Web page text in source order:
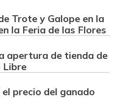
Trote y Galope en la
la Feria de las Flores
apertura de tienda de
Libre
precio del ganado